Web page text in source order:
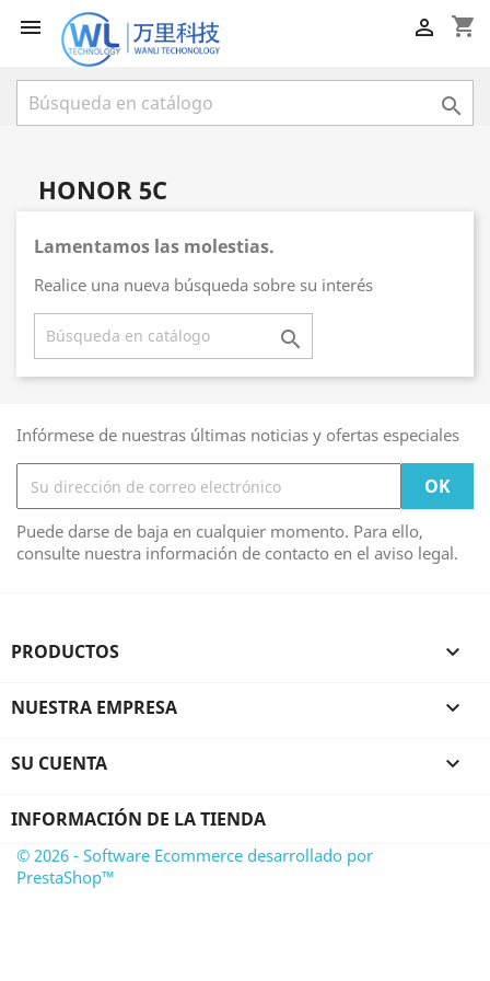
 shopping_cart


HONOR 5C
Lamentamos las molestias.
Realice una nueva búsqueda sobre su interés

Infórmese de nuestras últimas noticias y ofertas especiales
Puede darse de baja en cualquier momento. Para ello,
consulte nuestra información de contacto en el aviso legal.
PRODUCTOS 
NUESTRA EMPRESA 
SU CUENTA 
INFORMACIÓN DE LA TIENDA
© 2026 - Software Ecommerce desarrollado por
PrestaShop™